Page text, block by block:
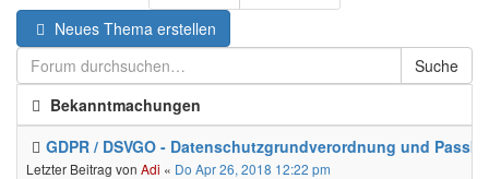
Neues Thema erstellen
Suche
Bekanntmachungen
GDPR / DSVGO - Datenschutzgrundverordnung und
Letzter Beitrag von Adi « Do Apr 26, 2018 12:22 pm